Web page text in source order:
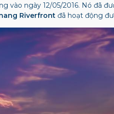
vào ngày 12/05/2016. Nó đã
Riverfrontđã hoạt động